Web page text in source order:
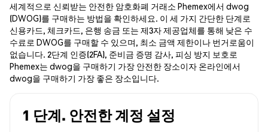
세계적으로 신뢰받는 안전한 암호화폐 거래소 Phemex에서 dwog
(DWOG)를 구매하는 방법을 확인하세요. 이 세 가지 간단한 단계로
신용카드, 체크카드, 은행 송금 또는 제3자 제공업체를 통해 낮은 수
수료로 DWOG를 구매할 수 있으며, 최소 금액 제한이나 번거로움이
없습니다. 2단계 인증(2FA), 준비금 증명 감사, 피싱 방지 보호로
Phemex는 dwog을 구매하기 가장 안전한 장소이자 온라인에서
dwog을 구매하기 가장 좋은 장소입니다.
1 단계. 안전한 계정 설정